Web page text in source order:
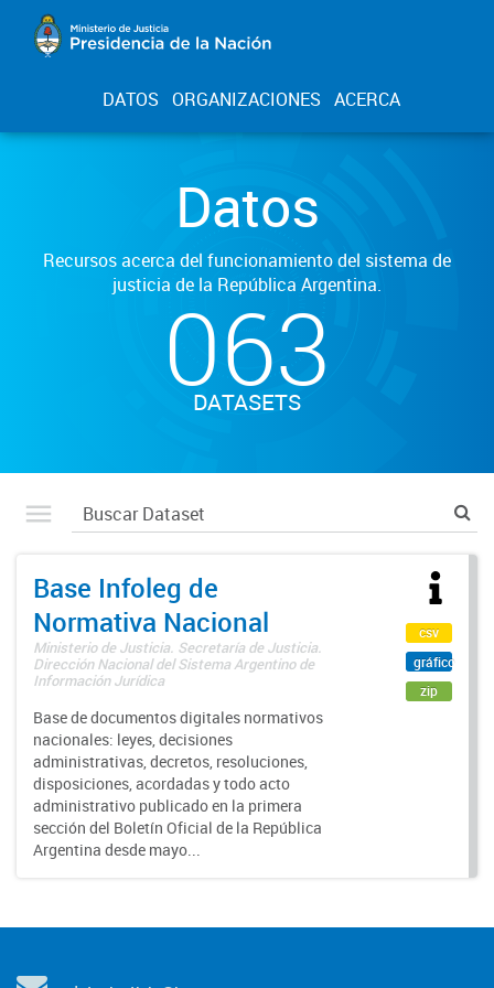
DATOS ORGANIZACIONES ACERCA
Datos
Recursos acerca del funcionamiento del sistema de
justicia de la República Argentina.
063
DATASETS
Base Infoleg de
Normativa Nacional
Ministerio de Justicia. Secretaría de Justicia.
Dirección Nacional del Sistema Argentino de
Información Jurídica
Base de documentos digitales normativos
nacionales: leyes, decisiones
administrativas, decretos, resoluciones,
disposiciones, acordadas y todo acto
administrativo publicado en la primera
sección del Boletín Oficial de la República
Argentina desde mayo...
csv
gráfico
zip